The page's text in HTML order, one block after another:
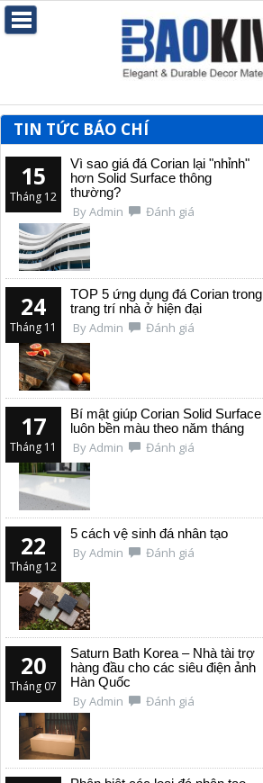
TIN TỨC BÁO CHÍ
15
Tháng 12
Vì sao giá đá Corian lại "nhỉnh"
hơn Solid Surface thông
thường?
By Admin Đánh giá
24
Tháng 11
TOP 5 ứng dụng đá Corian trong
trang trí nhà ở hiện đại
By Admin Đánh giá
17
Tháng 11
Bí mật giúp Corian Solid Surface
luôn bền màu theo năm tháng
By Admin Đánh giá
22
Tháng 12
5 cách vệ sinh đá nhân tạo
By Admin Đánh giá
20
Tháng 07
Saturn Bath Korea – Nhà tài trợ
hàng đầu cho các siêu điện ảnh
Hàn Quốc
By Admin Đánh giá